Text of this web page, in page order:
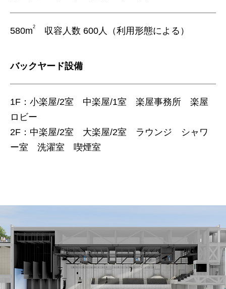
580m2 収容人数 600人（利用形態による）
バックヤード設備
1F：小楽屋/2室 中楽屋/1室 楽屋事務所 楽屋
ロビー
2F：中楽屋/2室 大楽屋/2室 ラウンジ シャワ
ー室 洗濯室 喫煙室